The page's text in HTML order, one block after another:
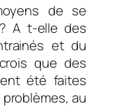
de se
A t-elle des
et du
que des
été faites
au